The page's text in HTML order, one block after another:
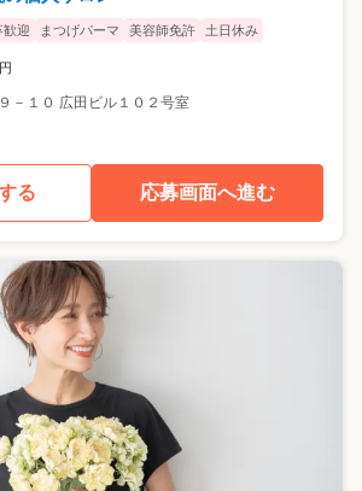
歓迎 まつげパーマ 美容師免許 土日休み
－１０ 広田ビル１０２号室
る 応募画面へ進む